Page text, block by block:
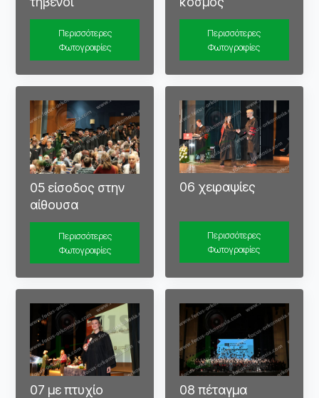
Περισσότερες
Φωτογραφίες
Περισσότερες
Φωτογραφίες
05 είσοδος στην
αίθουσα
Περισσότερες
Φωτογραφίες
06 χειραψίες
Περισσότερες
Φωτογραφίες
07 με πτυχίο
08 πέταγμα